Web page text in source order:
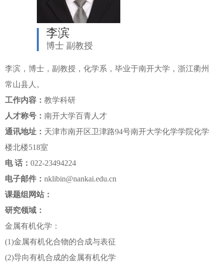
李滨
博士 副教授
李滨，博士，副教授，化学系，毕业于南开大学，浙江衢州
常山县人。
工作内容： 教学科研
人才称号： 南开大学百青人才
通讯地址： 天津市南开区卫津路94号南开大学化学学院化学
楼北楼518室
电 话： 022-23494224
电子邮件： nklibin@nankai.edu.cn
课题组网站：
研究领域：
金属有机化学：
(1)金属有机化合物的合成与表征
(2)导向有机合成的金属有机化学